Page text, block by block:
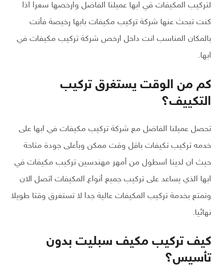
لتركيب المكيفات في ابها عميلنا الفاضل وارخصها سعرا اذا
كنت تبحث عنها شركة تركيب مكيفات بابها رخيصة فأنت
بالمكان المناسب انت داخل ارخص شركة تركيب مكيفات في
ابها.
كم من الوقت يستغرق تركيب
التكييف؟
تحصل عميلنا الفاضل مع شركة تركيب مكيفات في ابها على
خدمه تركيب تكيفات باقل وقت ممكن وبأعلى جودة متاحة
حيث ان لدينا اسطول من أمهر مهندسين تركيب مكيفات في
ابها الذي يساعد على تركيب جميع أنواع المكيفات اتصل الان
وتمتع بخدمة تركيب المكيفات عالية جدا لا تستغرق وقتا طويلا
نهائيا.
كيف تركيب مكيف سبليت بدون
تأسيس؟